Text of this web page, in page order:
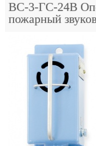
ВС-3-ГС-24В
пожарный